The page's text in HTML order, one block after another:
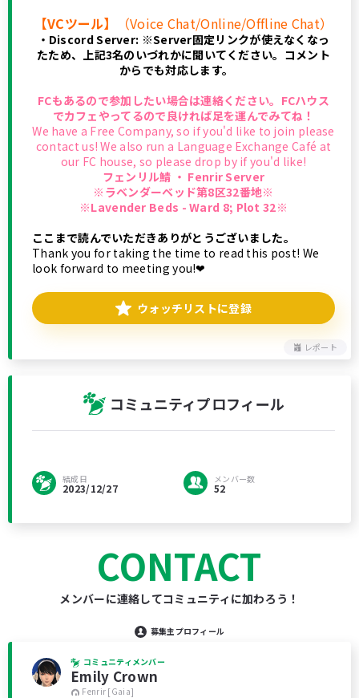
【VCツール】 （Voice Chat/Online/Offline Chat）
・Discord Server: ※Server固定リンクが使えなくなっ
たため、上記3名のいづれかに聞いてください。コメント
からでも対応します。
FCもあるので参加したい場合は連絡ください。FCハウス
でカフェやってるので良ければ足を運んでみてね！
We have a Free Company, so if you'd like to join please
contact us! We also run a Language Exchange Café at
our FC house, so please drop by if you'd like!
フェンリル鯖 ・ Fenrir Server
※ラベンダーベッド第8区32番地※
※Lavender Beds - Ward 8; Plot 32※
ここまで読んでいただきありがとうございました。
Thank you for taking the time to read this post! We
look forward to meeting you!❤
レポート
ウォッチリストに登録
コミュニティプロフィール
結成日
2023/12/27
メンバー数
52
CONTACT
メンバーに連絡してコミュニティに加わろう！
募集主プロフィール
コミュニティメンバー
Emily Crown
Fenrir [Gaia]